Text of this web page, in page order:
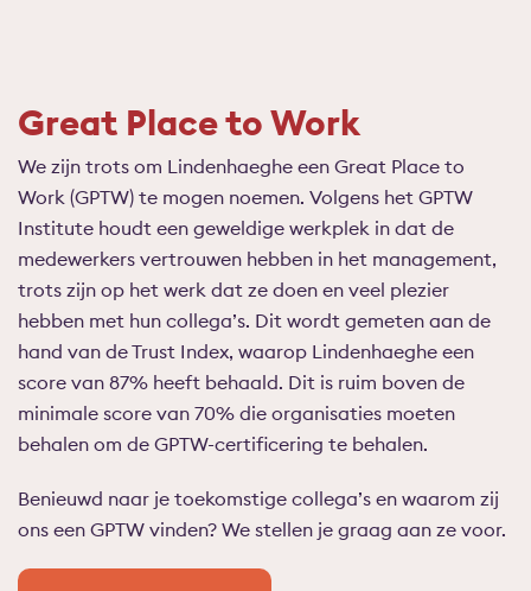
Great Place to Work
We zijn trots om Lindenhaeghe een Great Place to
Work (GPTW) te mogen noemen. Volgens het GPTW
Institute houdt een geweldige werkplek in dat de
medewerkers vertrouwen hebben in het management,
trots zijn op het werk dat ze doen en veel plezier
hebben met hun collega’s. Dit wordt gemeten aan de
hand van de Trust Index, waarop Lindenhaeghe een
score van 87% heeft behaald. Dit is ruim boven de
minimale score van 70% die organisaties moeten
behalen om de GPTW-certificering te behalen.
Benieuwd naar je toekomstige collega’s en waarom zij
ons een GPTW vinden? We stellen je graag aan ze voor.